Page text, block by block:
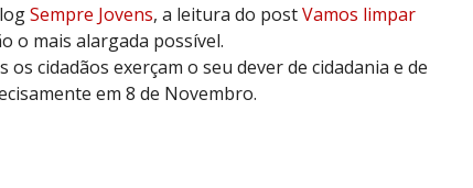
Sempre Jovens, a leitura do postVamos limpar
o mais alargada possível.
cidadãos exerçam o seu dever de cidadania e de
em 8 de Novembro.